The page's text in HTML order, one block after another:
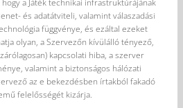
és adatátviteli, valamint válaszadási
függvénye, és ezáltal ezeket
olyan, a Szervezőn kívülálló tényező,
kapcsolati hiba, a szerver
valamint a biztonságos hálózati
az e bekezdésben írtakból fakadó
felelősségét kizárja.